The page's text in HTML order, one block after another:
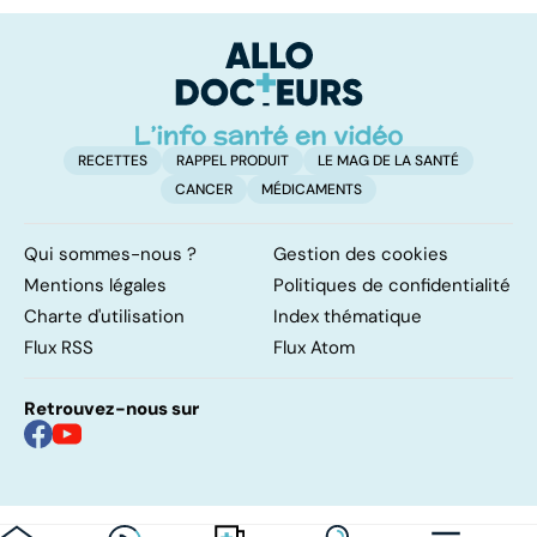
RECETTES RAPPEL PRODUIT
LE MAG DE LA SANTÉ
CANCER
MÉDICAMENTS
Qui sommes-nous ?
Gestion des cookies
Mentions légales
Politiques de confidentialité
Charte d'utilisation
Index thématique
Flux RSS
Flux Atom
Retrouvez-nous sur